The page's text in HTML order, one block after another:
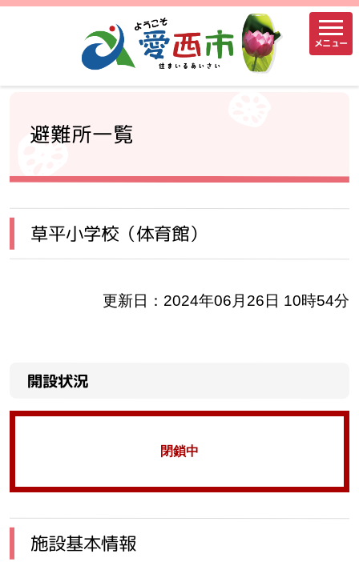
メニュー
避難所一覧
草平小学校（体育館）
更新日：2024年06月26日 10時54分
開設状況
閉鎖中
施設基本情報